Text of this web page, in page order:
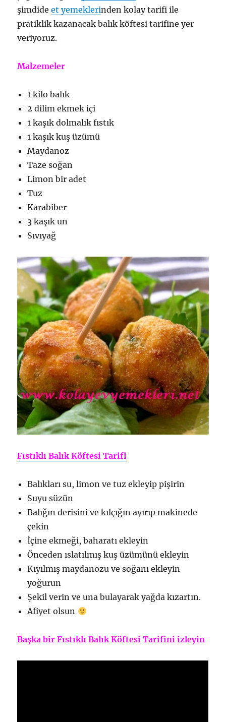
şimdideet yemeklerinden kolay tarifi ile
pratiklik kazanacak balık köftesi tarifine yer
veriyoruz.
Malzemeler
1 kilo balık
2 dilim ekmek içi
1 kaşık dolmalık fıstık
1 kaşık kuş üzümü
Maydanoz
Taze soğan
Limon bir adet
Tuz
Karabiber
3 kaşık un
Sıvıyağ
Fıstıklı Balık Köftesi Tarifi
Balıkları su, limon ve tuz ekleyip pişirin
Suyu süzün
Balığın derisini ve kılçığın ayırıp makinede
çekin
İçine ekmeği, baharatı ekleyin
Önceden ıslatılmış kuş üzümünü ekleyin
Kıyılmış maydanozu ve soğanı ekleyin
yoğurun
Şekil verin ve una bulayarak yağda kızartın.
Afiyet olsun
Başka bir Fıstıklı Balık Köftesi Tarifini izleyin